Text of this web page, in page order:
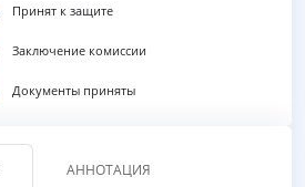
Принят к защите
Заключение комиссии
Документы приняты
АННОТАЦИЯ